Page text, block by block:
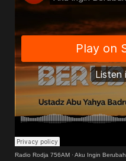
Radio Rodja 756AM ·Aku Ingin Berubah